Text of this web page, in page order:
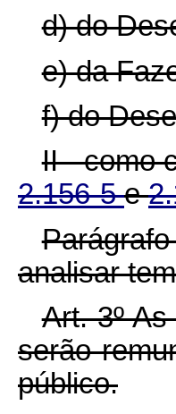
d) do
e) da
f) do
II - como
2.156-5e
analisar
Art. 3º
serão
público.